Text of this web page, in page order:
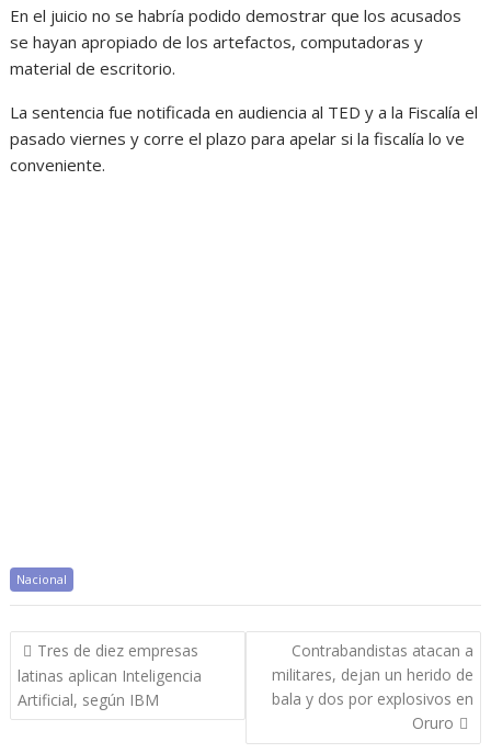
En el juicio no se habría podido demostrar que los acusados
se hayan apropiado de los artefactos, computadoras y
material de escritorio.
La sentencia fue notificada en audiencia al TED y a la Fiscalía el
pasado viernes y corre el plazo para apelar si la fiscalía lo ve
conveniente.
Nacional
Navegación
de
entradas
Tres de diez empresas
latinas aplican Inteligencia
Artificial, según IBM
Contrabandistas atacan a
militares, dejan un herido de
bala y dos por explosivos en
Oruro